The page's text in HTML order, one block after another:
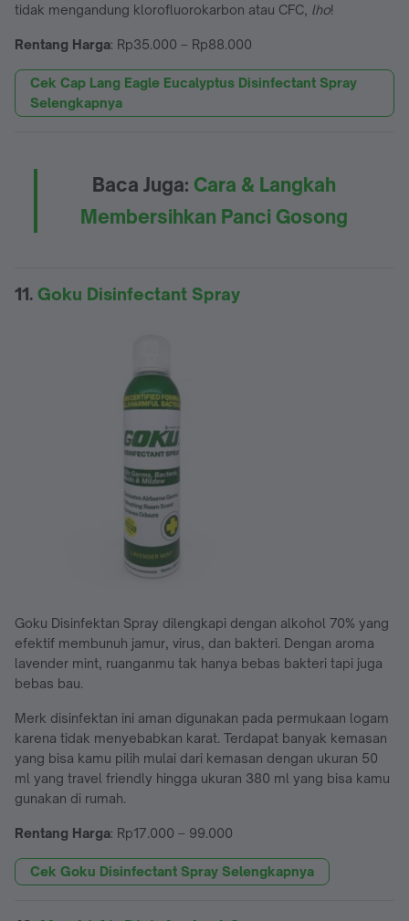
tidak mengandung klorofluorokarbon atau CFC, lho!
Rentang Harga: Rp35.000 – Rp88.000
Cek Cap Lang Eagle Eucalyptus Disinfectant Spray
Selengkapnya
Baca Juga: Cara & Langkah
Membersihkan Panci Gosong
11. Goku Disinfectant Spray
Goku Disinfektan Spray dilengkapi dengan alkohol 70% yang
efektif membunuh jamur, virus, dan bakteri. Dengan aroma
lavender mint, ruanganmu tak hanya bebas bakteri tapi juga
bebas bau.
Merk disinfektan ini aman digunakan pada permukaan logam
karena tidak menyebabkan karat. Terdapat banyak kemasan
yang bisa kamu pilih mulai dari kemasan dengan ukuran 50
ml yang travel friendly hingga ukuran 380 ml yang bisa kamu
gunakan di rumah.
Rentang Harga: Rp17.000 – 99.000
Cek Goku Disinfectant Spray Selengkapnya